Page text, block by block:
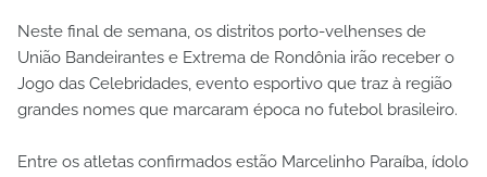
Neste final de semana, os distritos porto-velhenses de
União Bandeirantes e Extrema de Rondônia irão receber o
Jogo das Celebridades, evento esportivo que traz à região
grandes nomes que marcaram época no futebol brasileiro.
Entre os atletas confirmados estão Marcelinho Paraíba, ídolo